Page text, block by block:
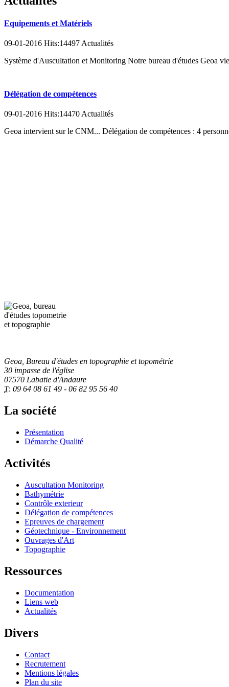
Equipements et Matériels
09-01-2016 Hits:14497 Actualités
Système d'Auscultation et Monitoring Notre bureau d'études Geoa
Délégation de compétences
09-01-2016 Hits:14470 Actualités
Geoa intervient sur le CNM... Délégation de compétences : 4
Geoa, Bureau d'études en topographie et topométrie
30 impasse de l'église
07570 Labatie d'Andaure
T: 09 64 08 61 49 - 06 82 95 56 40
La société
Présentation
Démarche Qualité
Activités
Auscultation Monitoring
Bathymétrie
Contrôle exterieur
Délégation de compétences
Epreuves de chargement
Géotechnique - Environnement
Ouvrages d'Art
Topographie
Ressources
Documentation
Liens web
Actualités
Divers
Contact
Recrutement
Mentions légales
Plan du site